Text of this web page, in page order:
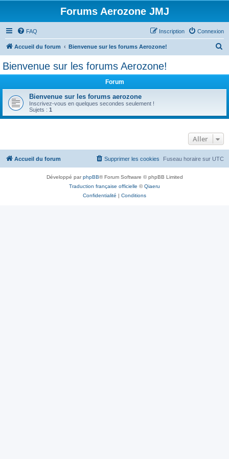
Forums Aerozone JMJ
FAQ Connexion
Inscription
Accueil du forum Bienvenue sur les forums Aerozone!
c
e
Bienvenue sur les forums Aerozone!
Forum
Bienvenue sur les forums aerozone
Inscrivez-vous en quelques secondes seulement !
Sujets : 1
Aller
Accueil du forum Fuseau horaire sur UTC
Supprimer les cookies
Développé parphpBB® Forum Software © phpBB Limited
Traduction française officielle ©Qiaeru
Confidentialité | Conditions